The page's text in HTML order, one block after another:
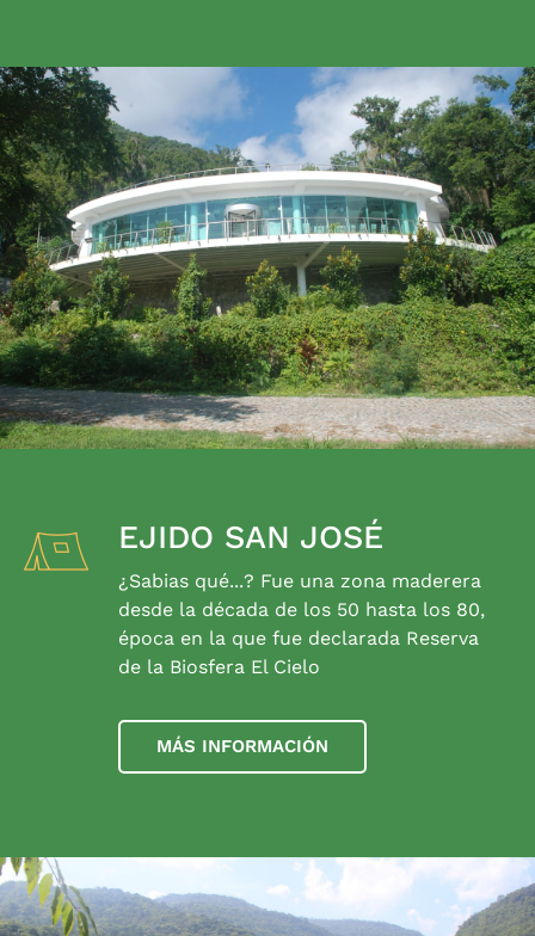
EJIDO SAN JOSÉ
¿Sabias qué...? Fue una zona maderera
desde la década de los 50 hasta los 80,
época en la que fue declarada Reserva
de la Biosfera El Cielo
MÁS INFORMACIÓN